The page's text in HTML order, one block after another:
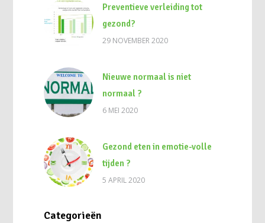
Preventieve verleiding tot
gezond?
29 NOVEMBER 2020
Nieuwe normaal is niet
normaal ?
6 MEI 2020
Gezond eten in emotie-volle
tijden ?
5 APRIL 2020
Categorieën